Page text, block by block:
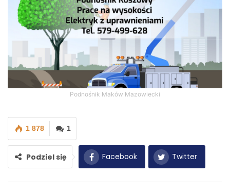
Podnośnik Maków Mazowiecki
1
1 878
Podziel się Facebook Twitter